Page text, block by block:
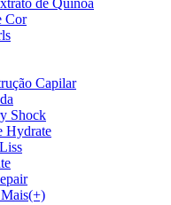
de Quinoa
Cor
Capilar
Shock
Hydrate